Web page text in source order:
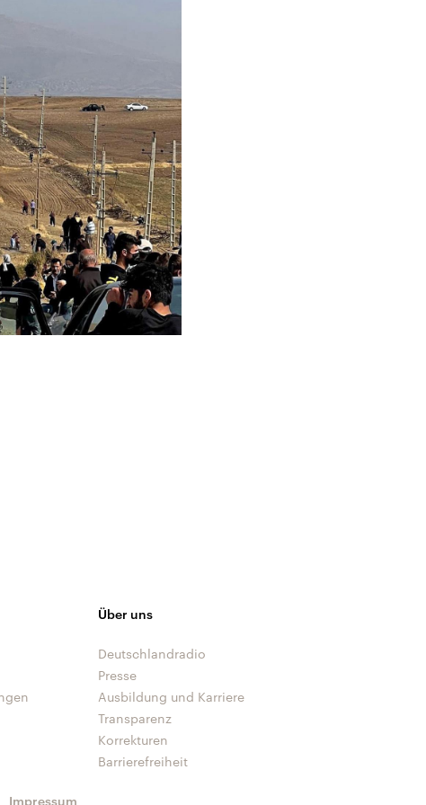
Über uns
Deutschlandradio
Presse
Ausbildung und Karriere
Transparenz
Korrekturen
Barrierefreiheit
Impressum